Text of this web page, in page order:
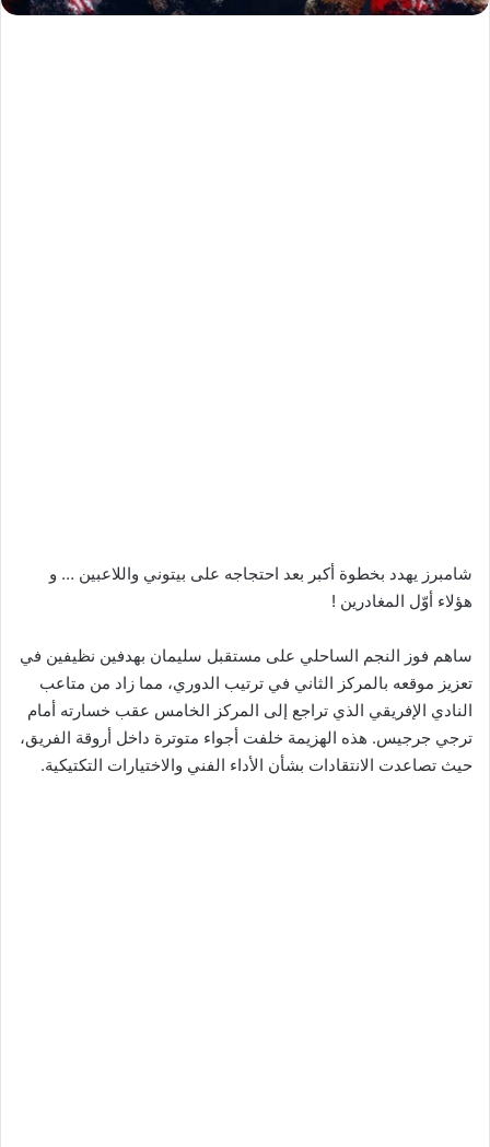
شامبرز يهدد بخطوة أكبر بعد احتجاجه على بيتوني واللاعبين … و
هؤلاء أوّل المغادرين !
ساهم فوز النجم الساحلي على مستقبل سليمان بهدفين نظيفين في
تعزيز موقعه بالمركز الثاني في ترتيب الدوري، مما زاد من متاعب
النادي الإفريقي الذي تراجع إلى المركز الخامس عقب خسارته أمام
ترجي جرجيس. هذه الهزيمة خلفت أجواء متوترة داخل أروقة الفريق،
حيث تصاعدت الانتقادات بشأن الأداء الفني والاختيارات التكتيكية.